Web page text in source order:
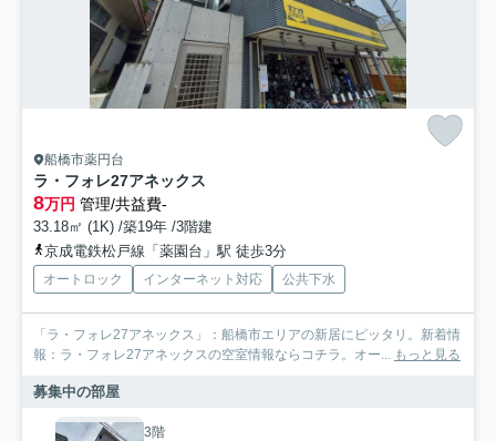
船橋市薬円台
ラ・フォレ27アネックス
8万円 管理/共益費-
33.18㎡ (1K) /築19年 /3階建
京成電鉄松戸線「薬園台」駅 徒歩3分
オートロック インターネット対応 公共下水
「ラ・フォレ27アネックス」：船橋市エリアの新居にピッタリ。新着情
報：ラ・フォレ27アネックスの空室情報ならコチラ。オー...
もっと見る
募集中の部屋
3階